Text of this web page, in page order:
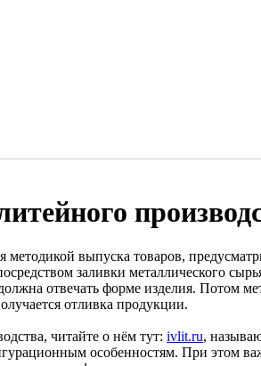
методикой выпуска товаров,
заливки металлического
отвечать форме изделия. Потом
отливка продукции.
читайте о нём тут: ivlit.ru,
особенностям. При этом